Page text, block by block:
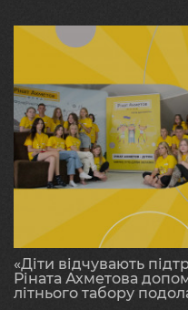
«Діти відчувають
Ріната Ахметова
літнього табору